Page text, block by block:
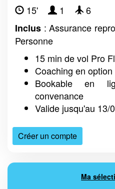
15' 1
6
Inclus : Assurance
Personne
15 min de vol Pro
Coaching en option
Bookable en
convenance
Valide jusqu'au 13/
Créer un compte
Ma